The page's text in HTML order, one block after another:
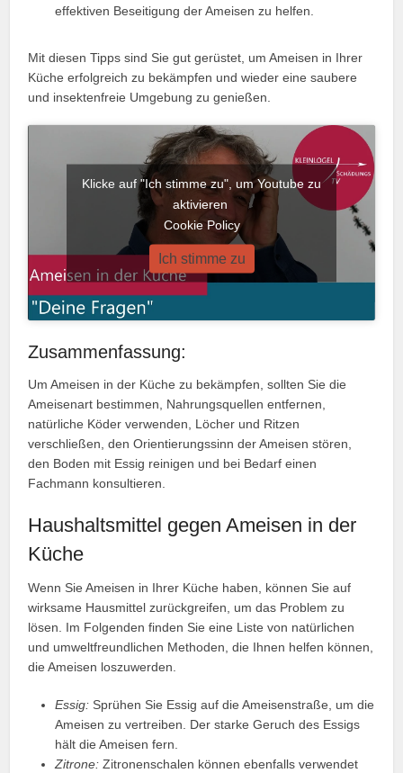
effektiven Beseitigung der Ameisen zu helfen.
Mit diesen Tipps sind Sie gut gerüstet, um Ameisen in Ihrer
Küche erfolgreich zu bekämpfen und wieder eine saubere
und insektenfreie Umgebung zu genießen.
Klicke auf "Ich stimme zu", um Youtube zu
aktivieren
Cookie Policy
Ich stimme zu
Zusammenfassung:
Um Ameisen in der Küche zu bekämpfen, sollten Sie die
Ameisenart bestimmen, Nahrungsquellen entfernen,
natürliche Köder verwenden, Löcher und Ritzen
verschließen, den Orientierungssinn der Ameisen stören,
den Boden mit Essig reinigen und bei Bedarf einen
Fachmann konsultieren.
Haushaltsmittel gegen Ameisen in der
Küche
Wenn Sie Ameisen in Ihrer Küche haben, können Sie auf
wirksame Hausmittel zurückgreifen, um das Problem zu
lösen. Im Folgenden finden Sie eine Liste von natürlichen
und umweltfreundlichen Methoden, die Ihnen helfen können,
die Ameisen loszuwerden.
Essig: Sprühen Sie Essig auf die Ameisenstraße, um die
Ameisen zu vertreiben. Der starke Geruch des Essigs
hält die Ameisen fern.
Zitrone: Zitronenschalen können ebenfalls verwendet